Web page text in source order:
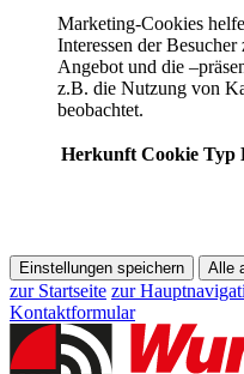
Marketing-Cookies
Interessen der
Angebot und die
z.B. die Nutzung von
beobachtet.
Herkunft Cookie Typ
Einstellungen speichern Alle
zur Startseite zur
Kontaktformular